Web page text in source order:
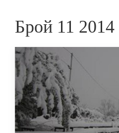
Брой 11 2014